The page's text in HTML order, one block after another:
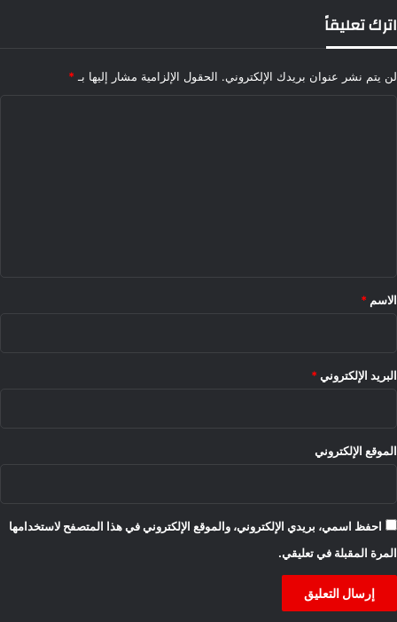
اترك تعليقاً
لن يتم نشر عنوان بريدك الإلكتروني. الحقول الإلزامية مشار إليها بـ *
*
الاسم *
البريد الإلكتروني *
الموقع الإلكتروني
احفظ اسمي، بريدي الإلكتروني، والموقع الإلكتروني في هذا المتصفح لاستخدامها
المرة المقبلة في تعليقي.